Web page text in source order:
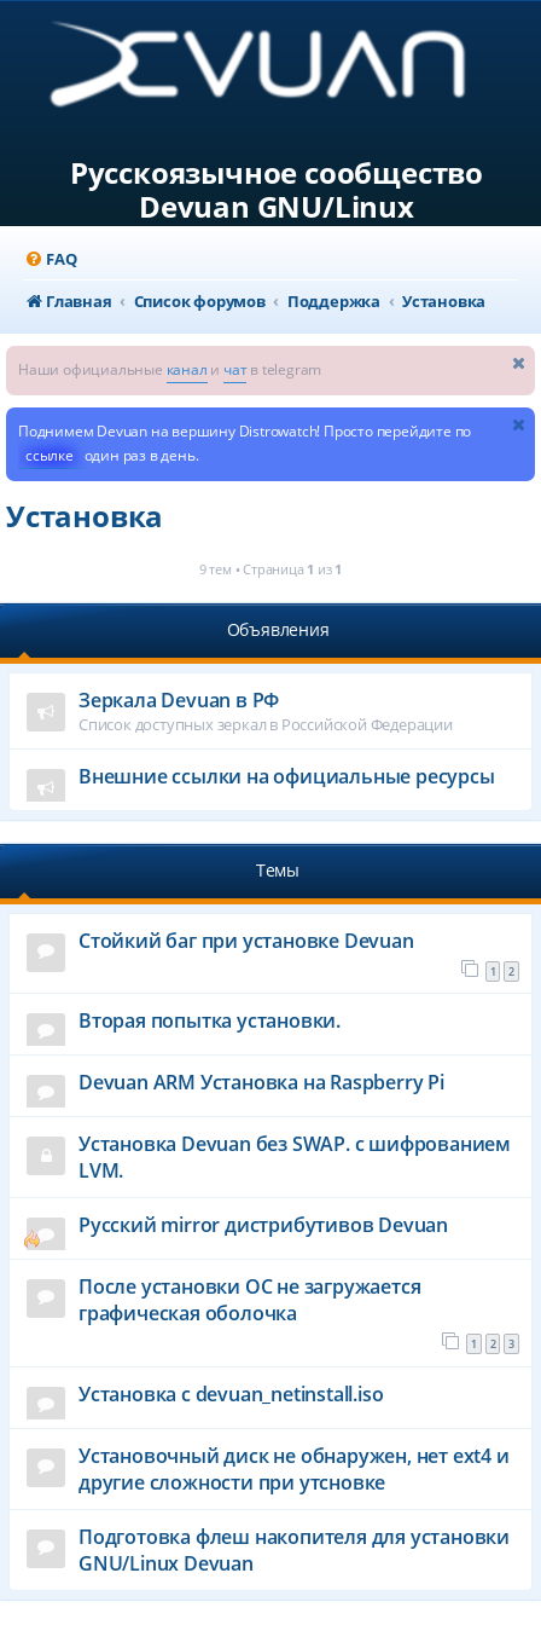
Русскоязычное сообщество
Devuan GNU/Linux
FAQ
Главная
Список форумов Поддержка Установка
Наши официальные канал и чатв telegram
Поднимем Devuan на вершину Distrowatch! Просто перейдите по
ссылке один раз в день.
Установка
9 тем • Страница 1 из 1
Объявления
Зеркала Devuan в РФ
Список доступных зеркал в Российской Федерации
Внешние ссылки на официальные ресурсы
Темы
Стойкий баг при установке Devuan
1 2
Вторая попытка установки.
Devuan ARM Установка на Raspberry Pi
Установка Devuan без SWAP. с шифрованием
LVM.
Русский mirror дистрибутивов Devuan
После установки ОС не загружается
графическая оболочка
1 2 3
Установка с devuan_netinstall.iso
Установочный диск не обнаружен, нет ext4 и
другие сложности при утсновке
Подготовка флеш накопителя для установки
GNU/Linux Devuan